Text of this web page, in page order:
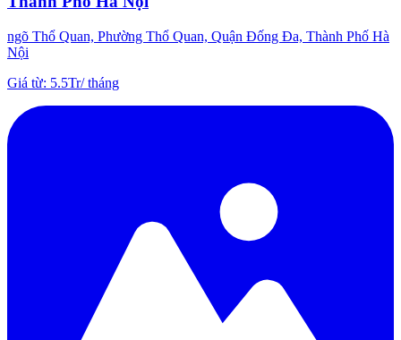
ngõ Thổ Quan, Phường Thổ Quan, Quận Đống Đa, Thành Phố Hà
Nội
Giá từ: 5.5Tr/tháng